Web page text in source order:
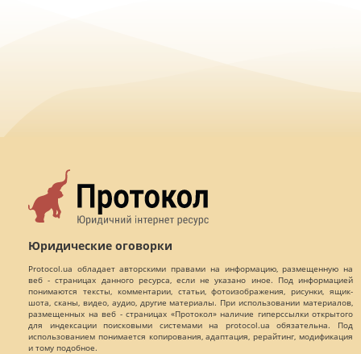
Юридические оговорки
Protocol.ua обладает авторскими правами на информацию, размещенную на
веб - страницах данного ресурса, если не указано иное. Под информацией
понимаются тексты, комментарии, статьи, фотоизображения, рисунки, ящик-
шота, сканы, видео, аудио, другие материалы. При использовании материалов,
размещенных на веб - страницах «Протокол» наличие гиперссылки открытого
для индексации поисковыми системами на protocol.ua обязательна. Под
использованием понимается копирования, адаптация, рерайтинг, модификация
и тому подобное.